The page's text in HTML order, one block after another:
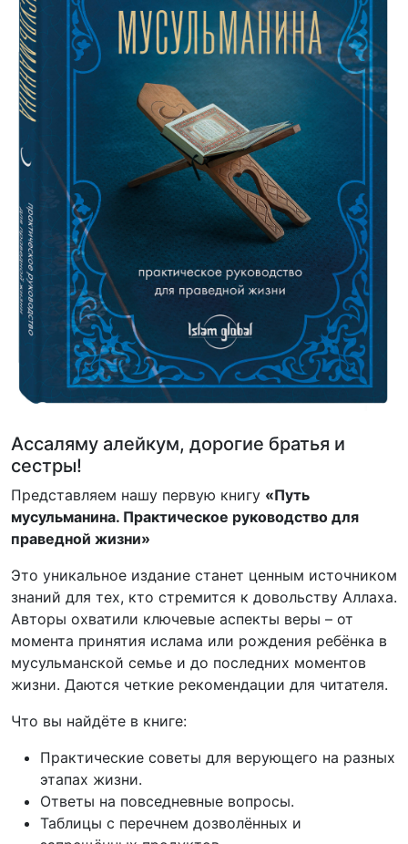
Ассаляму алейкум, дорогие братья и
сестры!
Представляем нашу первую книгу «Путь
мусульманина. Практическое руководство для
праведной жизни»
Это уникальное издание станет ценным источником
знаний для тех, кто стремится к довольству Аллаха.
Авторы охватили ключевые аспекты веры – от
момента принятия ислама или рождения ребёнка в
мусульманской семье и до последних моментов
жизни. Даются четкие рекомендации для читателя.
Что вы найдёте в книге:
Практические советы для верующего на разных
этапах жизни.
Ответы на повседневные вопросы.
Таблицы с перечнем дозволённых и